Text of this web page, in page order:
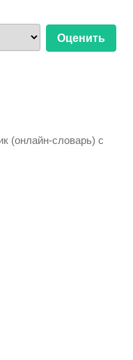
(онлайн-словарь) с